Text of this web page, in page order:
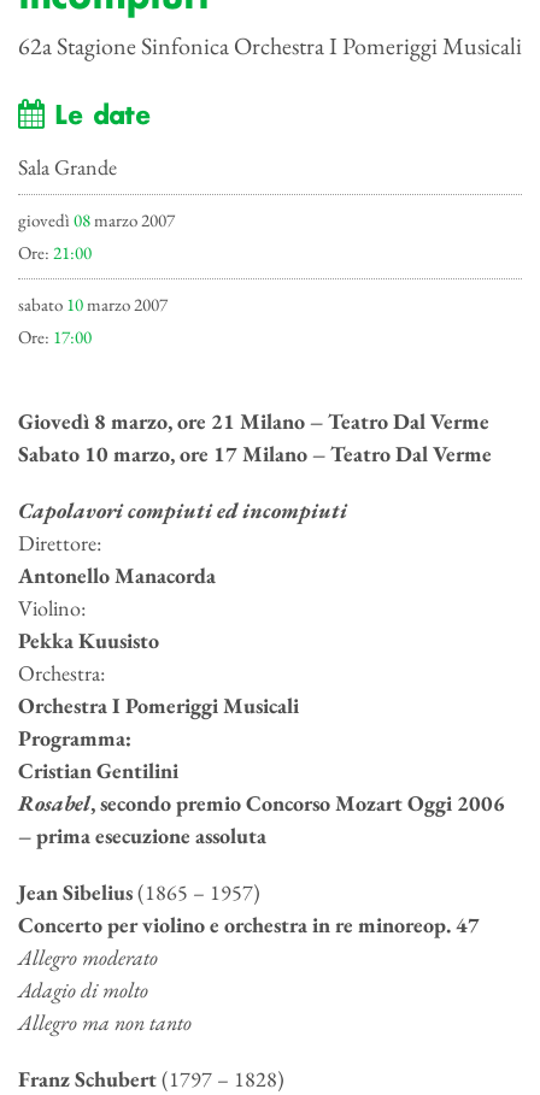
62a Stagione Sinfonica Orchestra I Pomeriggi Musicali
Le date
Sala Grande
giovedì 08marzo 2007
Ore: 21:00
sabato 10marzo 2007
Ore: 17:00
Giovedì 8 marzo, ore 21 Milano – Teatro Dal Verme
Sabato 10 marzo, ore 17 Milano – Teatro Dal Verme
Capolavori compiuti ed incompiuti
Direttore:
Antonello Manacorda
Violino:
Pekka Kuusisto
Orchestra:
Orchestra I Pomeriggi Musicali
Programma:
Cristian Gentilini
Rosabel, secondo premio Concorso Mozart Oggi 2006
– prima esecuzione assoluta
Jean Sibelius(1865 – 1957)
Concerto per violino e orchestra in re minoreop. 47
Allegro moderato
Adagio di molto
Allegro ma non tanto
Franz Schubert(1797 – 1828)